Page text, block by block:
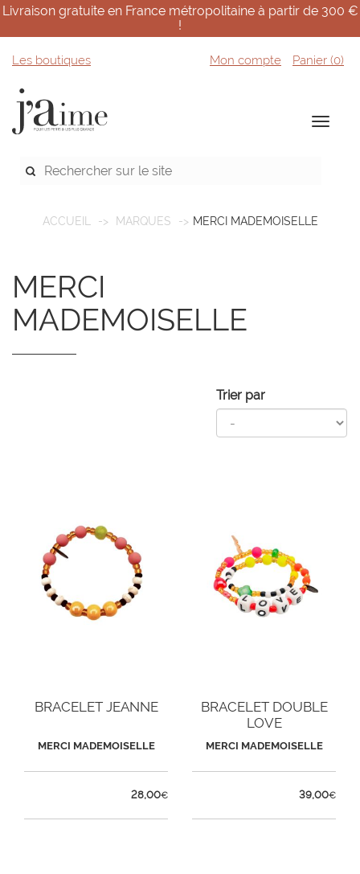
Livraison gratuite en France métropolitaine à partir de 300 €
!
Les boutiques Mon compte Panier (0)
ACCUEIL MARQUES MERCI MADEMOISELLE
MERCI
MADEMOISELLE
Trier par
BRACELET JEANNE
MERCI MADEMOISELLE
28,00€
BRACELET DOUBLE
LOVE
MERCI MADEMOISELLE
39,00€